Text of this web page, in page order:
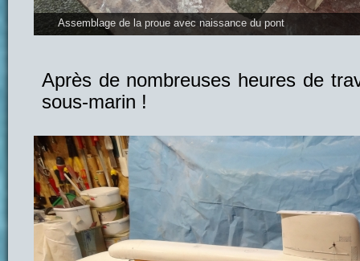
Assemblage de la proue avec naissance du pont
Après de nombreuses heures de
sous-marin !